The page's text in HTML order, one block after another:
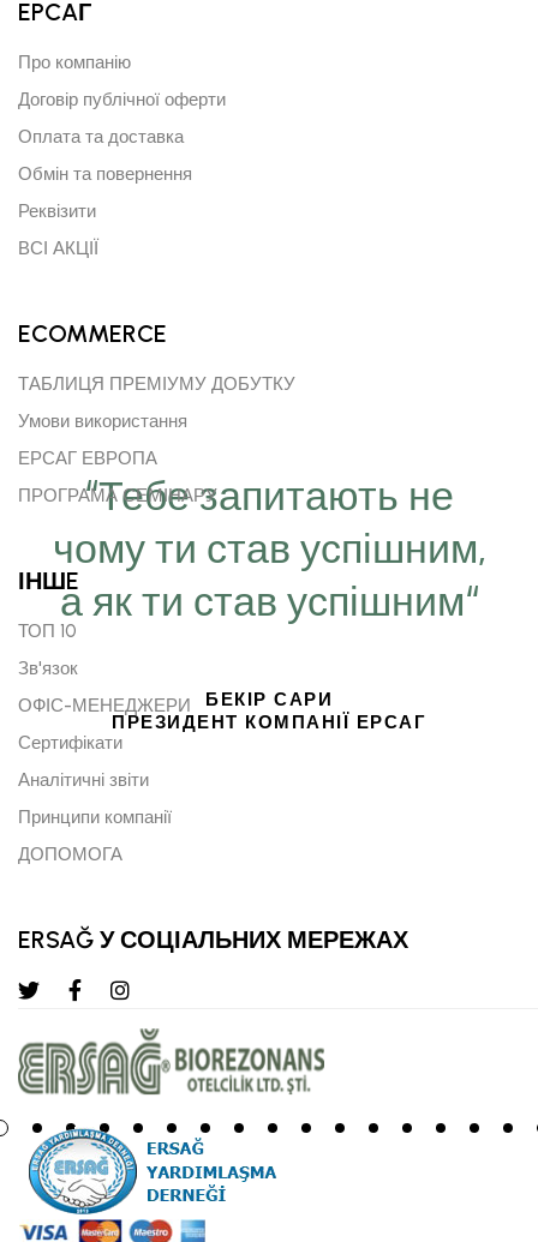
“Тебе запитають не
чому ти став успішним,
а як ти став успішним“
БЕКІР САРИ
ПРЕЗИДЕНТ КОМПАНІЇ ЕРСАГ
EPCAГ
Про компанію
Договір публічної оферти
Оплата та доставка
Обмін та повернення
Реквізити
ВСІ АКЦІЇ
ECOMMERCE
ТАБЛИЦЯ ПРЕМІУМУ ДОБУТКУ
Умови використання
ЕРСАГ ЕВРОПА
ПРОГРАМА СЕМІНАРУ
ІНШE
ТОП 10
Зв'язок
ОФІС-МЕНЕДЖЕРИ
Сертифікати
Аналітичні звіти
Принципи компанії
ДОПОМОГА
ERSAĞ У СОЦІАЛЬНИХ МЕРЕЖАХ